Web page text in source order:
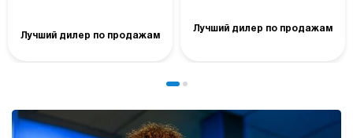
Лучший дилер по продажам
Лучший дилер по продажам